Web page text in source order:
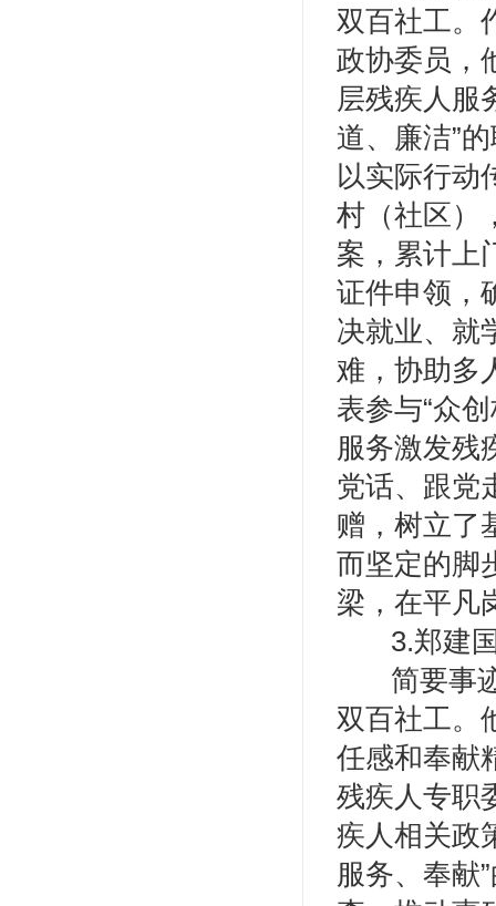
双百社工。
政协委员，
层残疾人服
道、廉洁”
以实际行动
村（社区）
案，累计上
证件申领，
决就业、就
难，协助多
表参与“众
服务激发残
党话、跟党
赠，树立了
而坚定的脚
梁，在平凡
3.郑建
简要事
双百社工。
任感和奉献
残疾人专职
疾人相关政
服务、奉献